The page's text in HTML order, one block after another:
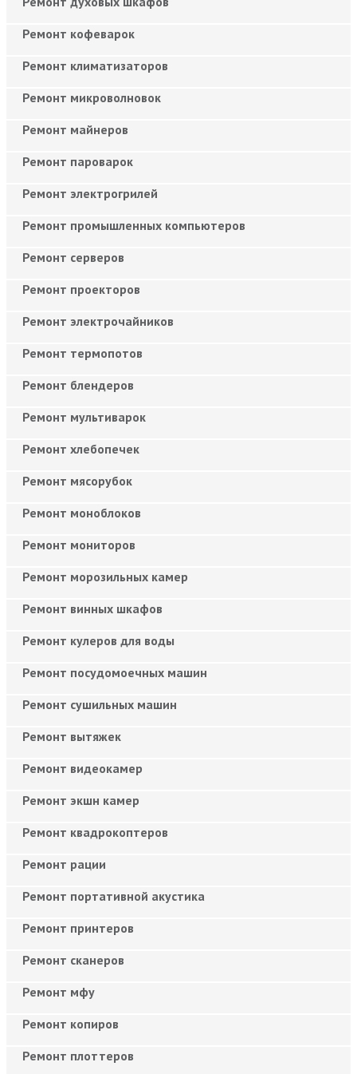
Ремонт кофеварок
Ремонт климатизаторов
Ремонт микроволновок
Ремонт майнеров
Ремонт пароварок
Ремонт электрогрилей
Ремонт промышленных компьютеров
Ремонт серверов
Ремонт проекторов
Ремонт электрочайников
Ремонт термопотов
Ремонт блендеров
Ремонт мультиварок
Ремонт хлебопечек
Ремонт мясорубок
Ремонт моноблоков
Ремонт мониторов
Ремонт морозильных камер
Ремонт винных шкафов
Ремонт кулеров для воды
Ремонт посудомоечных машин
Ремонт сушильных машин
Ремонт вытяжек
Ремонт видеокамер
Ремонт экшн камер
Ремонт квадрокоптеров
Ремонт рации
Ремонт портативной акустика
Ремонт принтеров
Ремонт сканеров
Ремонт мфу
Ремонт копиров
Ремонт плоттеров